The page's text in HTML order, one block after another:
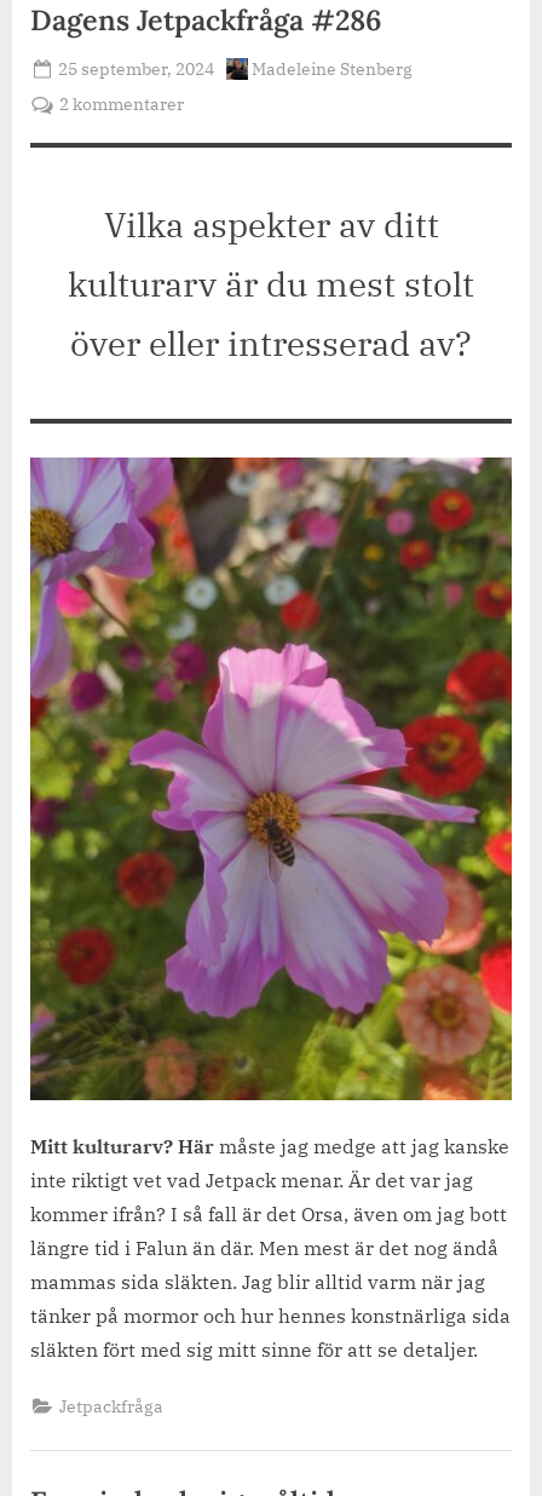
Dagens Jetpackfråga #286
Posted
on
25 september, 2024 By
Madeleine Stenberg
2 kommentarertill
Vilka aspekter av ditt
kulturarv är du mest stolt
över eller intresserad av?
Mitt kulturarv? Här måste jag medge att jag kanske
inte riktigt vet vad Jetpack menar. Är det var jag
kommer ifrån? I så fall är det Orsa, även om jag bott
längre tid i Falun än där. Men mest är det nog ändå
mammas sida släkten. Jag blir alltid varm när jag
tänker på mormor och hur hennes konstnärliga sida
släkten fört med sig mitt sinne för att se detaljer.
Jetpackfråga